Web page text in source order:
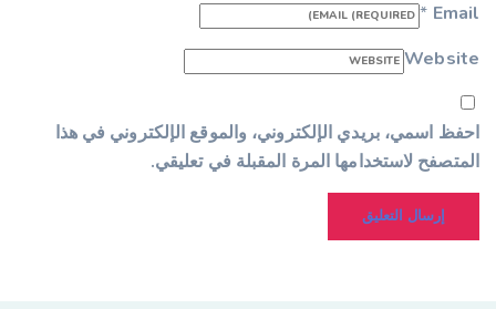
Email
*
Website
احفظ اسمي، بريدي الإلكتروني، والموقع الإلكتروني في هذا
المتصفح لاستخدامها المرة المقبلة في تعليقي.